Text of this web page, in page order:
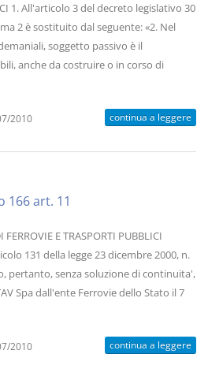
1. All'articolo 3 del decreto legislativo 30
2 è sostituito dal seguente: «2. Nel
soggetto passivo è il
anche da costruire o in corso di
2010 continua a leggere
166 art. 11
E TRASPORTI PUBBLICI
131 della legge 23 dicembre 2000, n.
pertanto, senza soluzione di continuita',
Spa dall'ente Ferrovie dello Stato il 7
2010 continua a leggere